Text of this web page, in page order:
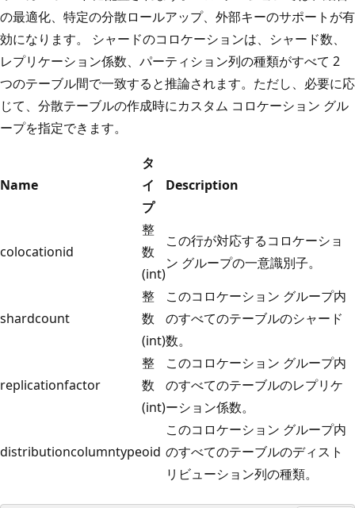
の最適化、特定の分散ロールアップ、外部キーのサポートが有
効になります。 シャードのコロケーションは、シャード数、
レプリケーション係数、パーティション列の種類がすべて 2
つのテーブル間で一致すると推論されます。ただし、必要に応
じて、分散テーブルの作成時にカスタム コロケーション グル
ープを指定できます。
Name
タ
イ
プ
Description
colocationid
整
数
(int)
この行が対応するコロケーショ
ン グループの一意識別子。
shardcount
整
数
(int)
このコロケーション グループ内
のすべてのテーブルのシャード
数。
replicationfactor
整
数
(int)
このコロケーション グループ内
のすべてのテーブルのレプリケ
ーション係数。
distributioncolumntypeoid
このコロケーション グループ内
のすべてのテーブルのディスト
リビューション列の種類。